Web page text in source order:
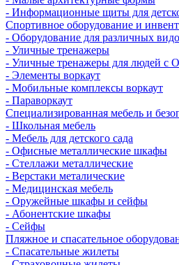
- Информационные щиты для
Спортивное оборудование и
- Оборудование для различных
- Уличные тренажеры
- Уличные тренажеры для людей с
- Элементы воркаут
- Мобильные комплексы воркаут
- Параворкаут
Cпециализированная мебель и
- Школьная мебель
- Мебель для детского сада
- Офисные металлические шкафы
- Стеллажи металлические
- Верстаки металические
- Медицинская мебель
- Оружейные шкафы и сейфы
- Абонентские шкафы
- Сейфы
Пляжное и спасательное
- Спасательные жилеты